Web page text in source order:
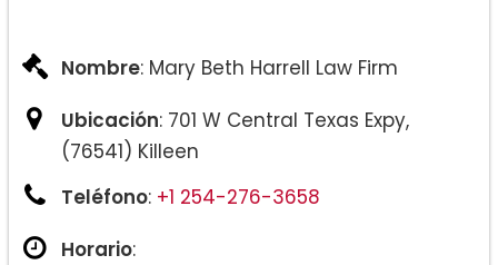
Nombre: Mary Beth Harrell Law Firm
Ubicación: 701 W Central Texas Expy,
(76541) Killeen
Teléfono: +1 254-276-3658
Horario: